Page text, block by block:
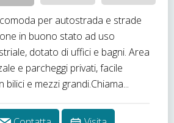
per autostrada e strade
in buono stato ad uso
dotato di uffici e bagni. Area
e parcheggi privati, facile
bilici e mezzi grandi.Chiama...